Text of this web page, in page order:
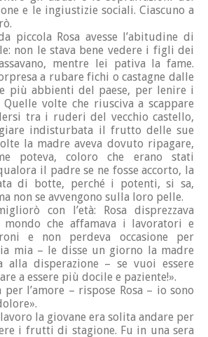
e le ingiustizie sociali. Ciascuno a
piccola Rosa avesse l’abitudine di
non le stava bene vedere i figli dei
mentre lei pativa la fame.
a rubare fichi o castagne dalle
più abbienti del paese, per lenire i
volte che riusciva a scappare
tra i ruderi del vecchio castello,
indisturbata il frutto delle sue
la madre aveva dovuto ripagare,
poteva, coloro che erano stati
il padre se ne fosse accorto, la
di botte, perché i potenti, si sa,
non se avvengono sulla loro pelle.
con l’età: Rosa disprezzava
che affamava i lavoratori e
e non perdeva occasione per
mia – le disse un giorno la madre
alla disperazione – se vuoi essere
a essere più docile e paziente!».
l’amore – rispose Rosa – io sono
la giovane era solita andare per
i frutti di stagione. Fu in una sera